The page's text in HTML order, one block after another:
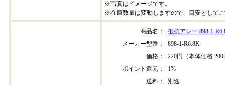
※写真はイメージです。
※在庫数量は変動しますので、目安として
商品名：
抵抗アレー 898-1-
メーカー型番：
898-1-R6.8K
価格：
220円（本体価格
ポイント還元：
1%
送料：
別途